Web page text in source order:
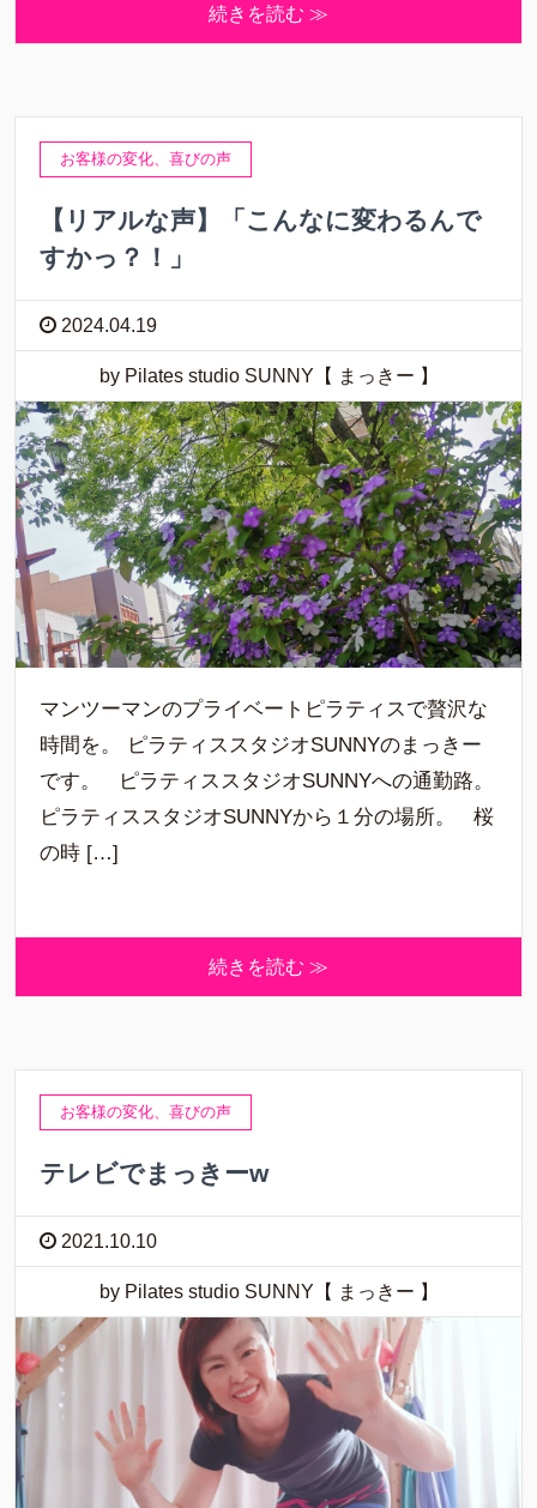
続きを読む ≫
お客様の変化、喜びの声
【リアルな声】「こんなに変わるんで
すかっ？！」
2024.04.19
by Pilates studio SUNNY【 まっきー 】
マンツーマンのプライベートピラティスで贅沢な
時間を。 ピラティススタジオSUNNYのまっきー
です。 ピラティススタジオSUNNYへの通勤路。
ピラティススタジオSUNNYから１分の場所。 桜
の時 […]
続きを読む ≫
お客様の変化、喜びの声
テレビでまっきーw
2021.10.10
by Pilates studio SUNNY【 まっきー 】